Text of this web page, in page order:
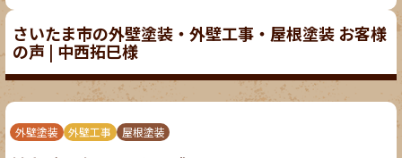
さいたま市の外壁塗装・外壁工事・屋根塗装 お客様
の声 | 中西拓巳様
外壁塗装 外壁工事 屋根塗装